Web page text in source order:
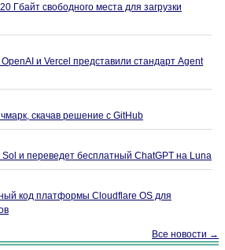
Гбайт свободного места для загрузки
и Vercel представили стандарт Agent
скачав решение с GitHub
и переведет бесплатный ChatGPT на Luna
код платформы Cloudflare OS для
Все новости →